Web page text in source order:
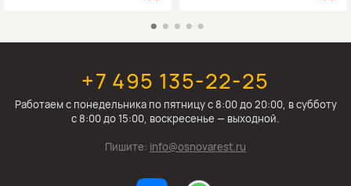
+7 495 135-22-25
Работаем c понедельника по пятницу с 8:00 до 20:00, в субботу
с 8:00 до 15:00, воскресенье — выходной.
Пишите: info@osnovarest.ru